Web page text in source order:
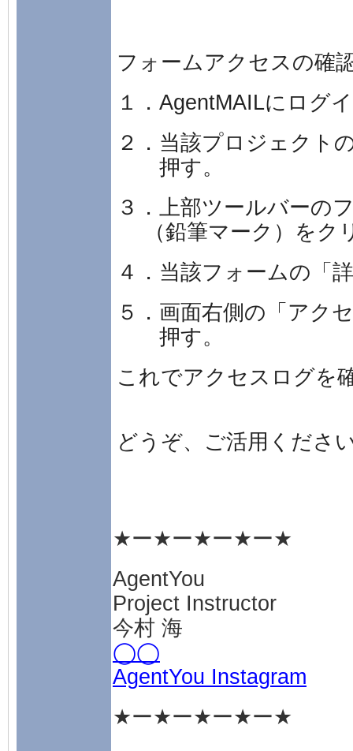
フォームアクセスの確
１．AgentMAILにログ
２．当該プロジェクト
押す。
３．上部ツールバーの
（鉛筆マーク）をク
４．当該フォームの「
５．画面右側の「アク
押す。
これでアクセスログを
どうぞ、ご活用くださ
★ー★ー★ー★ー★
AgentYou
Project Instructor
今村 海
◯◯
AgentYou Instagram
★ー★ー★ー★ー★